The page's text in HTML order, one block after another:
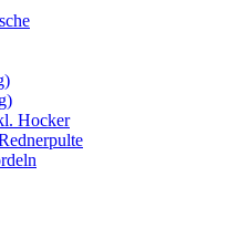
Hocker